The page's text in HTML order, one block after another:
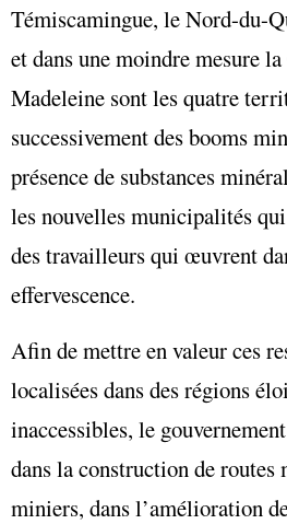
Témiscamingue, le Nord-du-
et dans une moindre mesure
Madeleine sont les quatre
successivement des booms
présence de substances
les nouvelles municipalités
des travailleurs qui œuvrent
effervescence.
Afin de mettre en valeur ces
localisées dans des régions
inaccessibles, le
dans la construction de routes
miniers, dans l’amélioration